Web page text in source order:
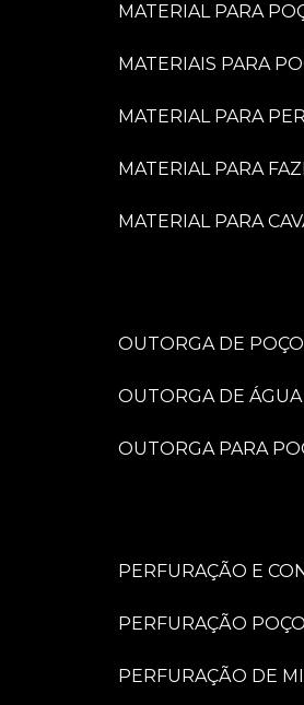
MATERIAL PARA
MATERIAIS PARA
MATERIAL PARA
MATERIAL PARA
MATERIAL PARA
OUTORGA DE
OUTORGA DE
OUTORGA PARA
PERFURAÇÃO E
PERFURAÇÃO
PERFURAÇÃO DE